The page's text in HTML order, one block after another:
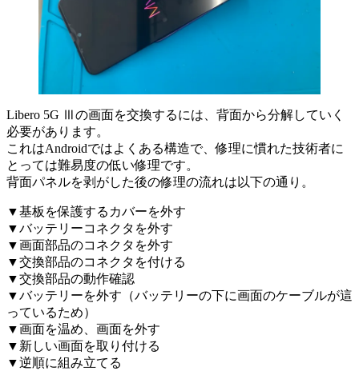
Libero 5G Ⅲの画面を交換するには、背面から分解していく
必要があります。
これはAndroidではよくある構造で、修理に慣れた技術者に
とっては難易度の低い修理です。
背面パネルを剥がした後の修理の流れは以下の通り。
▼基板を保護するカバーを外す
▼バッテリーコネクタを外す
▼画面部品のコネクタを外す
▼交換部品のコネクタを付ける
▼交換部品の動作確認
▼バッテリーを外す（バッテリーの下に画面のケーブルが這
っているため）
▼画面を温め、画面を外す
▼新しい画面を取り付ける
▼逆順に組み立てる